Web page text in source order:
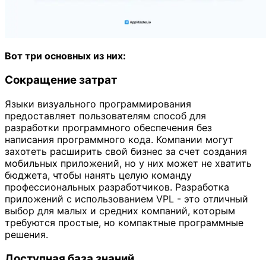
Вот три основных из них:
Сокращение затрат
Языки визуального программирования
предоставляет пользователям способ для
разработки программного обеспечения без
написания программного кода. Компании могут
захотеть расширить свой бизнес за счет создания
мобильных приложений, но у них может не хватить
бюджета, чтобы нанять целую команду
профессиональных разработчиков. Разработка
приложений с использованием VPL - это отличный
выбор для малых и средних компаний, которым
требуются простые, но компактные программные
решения.